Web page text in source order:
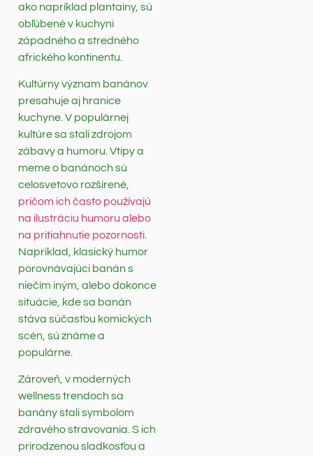
ako napríklad plantainy, sú
obľúbené v kuchyni
západného a stredného
afrického kontinentu.
Kultúrny význam banánov
presahuje aj hranice
kuchyne. V populárnej
kultúre sa stali zdrojom
zábavy a humoru. Vtipy a
meme o banánoch sú
celosvetovo rozšírené,
pričom ich často používajú
na ilustráciu humoru alebo
na pritiahnutie pozornosti
Napríklad, klasický humor
porovnávajúci banán s
niečím iným, alebo dokonce
situácie, kde sa banán
stáva súčasťou komických
scén, sú známe a
populárne.
Zároveň, v moderných
wellness trendoch sa
banány stali symbolom
zdravého stravovania. S ich
prirodzenou sladkosťou a